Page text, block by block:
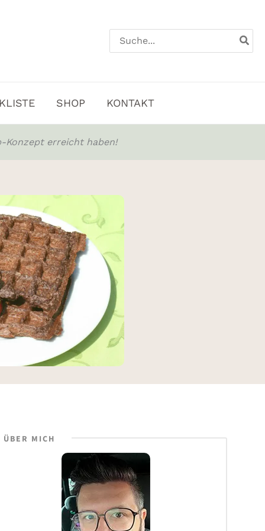
Search
for:
SHOP KONTAKT
Konzept erreicht haben!
ÜBER MICH